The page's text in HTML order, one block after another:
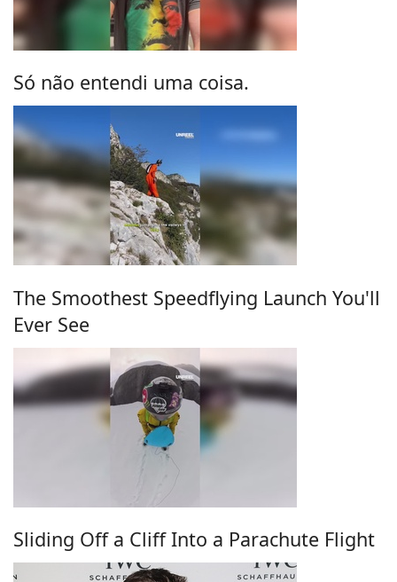
Só não entendi uma coisa.
The Smoothest Speedflying Launch You'll
Ever See
Sliding Off a Cliff Into a Parachute Flight